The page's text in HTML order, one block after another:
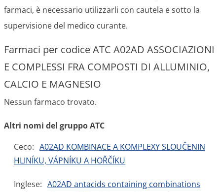
farmaci, è necessario utilizzarli con cautela e sotto la
supervisione del medico curante.
Farmaci per codice ATC A02AD ASSOCIAZIONI
E COMPLESSI FRA COMPOSTI DI ALLUMINIO,
CALCIO E MAGNESIO
Nessun farmaco trovato.
Altri nomi del gruppo ATC
Ceco: A02AD KOMBINACE A KOMPLEXY SLOUČENIN
HLINÍKU, VÁPNÍKU A HOŘČÍKU
Inglese: A02AD antacids containing combinations